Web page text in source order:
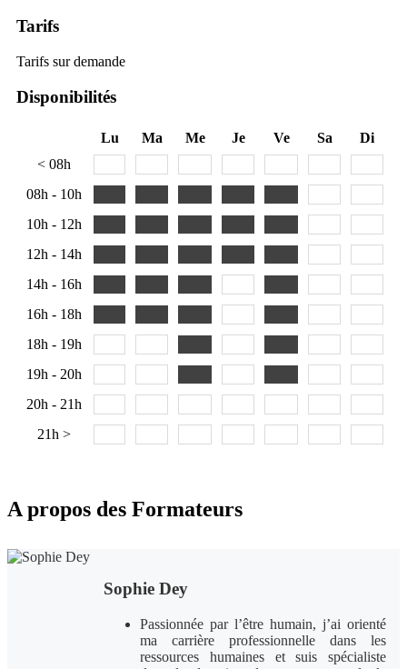
Tarifs
Tarifs sur demande
Disponibilités
Lu Ma Me Je Ve Sa
Di
< 08h
08h - 10h
10h - 12h
12h - 14h
14h - 16h
16h - 18h
18h - 19h
19h - 20h
20h - 21h
21h >
A propos des Formateurs
Sophie Dey
Passionnée par l’être humain, j’ai orienté
ma carrière professionnelle dans les
ressources humaines et suis spécialiste